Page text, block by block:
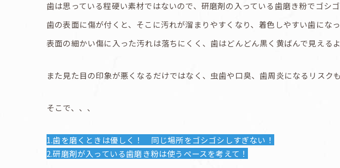
歯は思っている程硬い素材ではないので、研磨剤の入っている歯磨き粉でゴシ
歯の表面に傷が付くと、そこに汚れが溜まりやすくなり、着色しやすい歯になっ
表面の細かい傷に入った汚れは落ちにくく、歯はどんどん黒く黄ばんで見えるよ
また見た目の印象が悪くなるだけではなく、虫歯や口臭、歯周炎になるリスク
そこで、、、
1.歯を磨くときは優しく！ 同じ場所をゴシゴシしすぎない！
2.研磨剤が入っている歯磨き粉は使うペースを考えて！